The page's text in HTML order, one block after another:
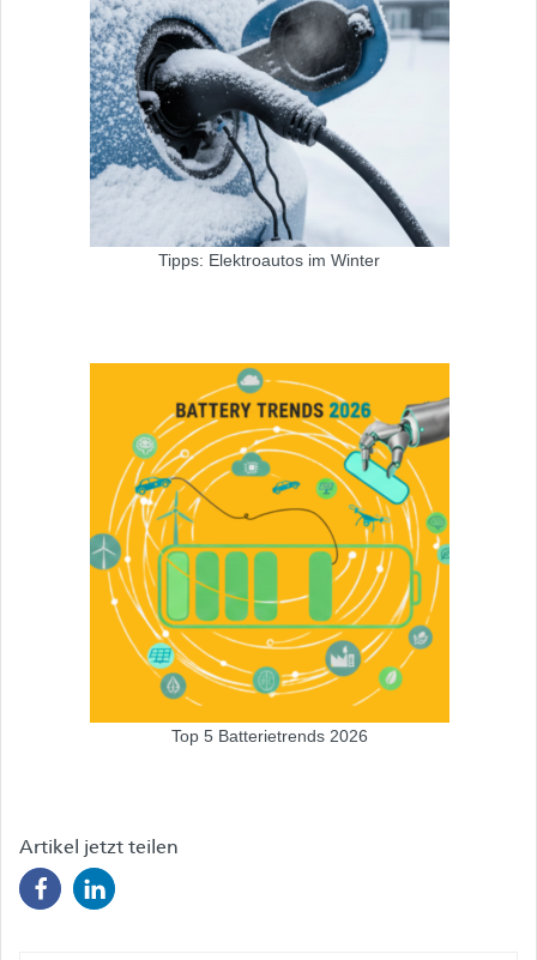
Tipps: Elektroautos im Winter
Top 5 Batterietrends 2026